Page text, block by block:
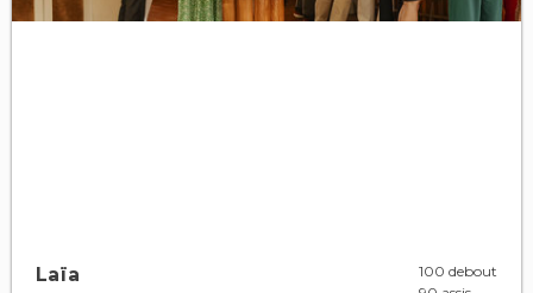
Laïa
100 debout